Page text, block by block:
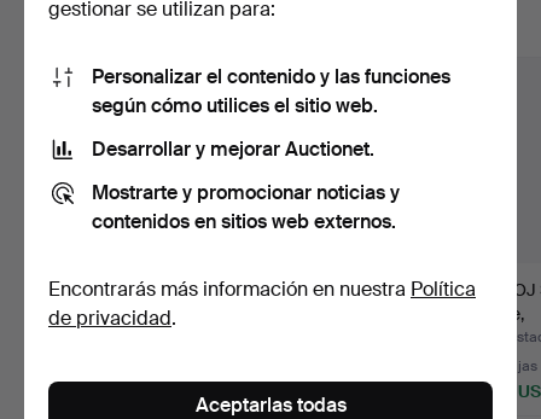
RELOJ DE MANSIÓN,
roble,
1.250 USD
RELOJ DE PARED,
roble,
47 pujas
1.174
gestionar se utilizan para:
Personalizar el contenido y las funciones
según cómo utilices el sitio web.
Desarrollar y mejorar Auctionet.
Mostrarte y promocionar noticias y
contenidos en sitios web externos.
Encontrarás más información en nuestra Política
de privacidad.
Aceptarlas todas